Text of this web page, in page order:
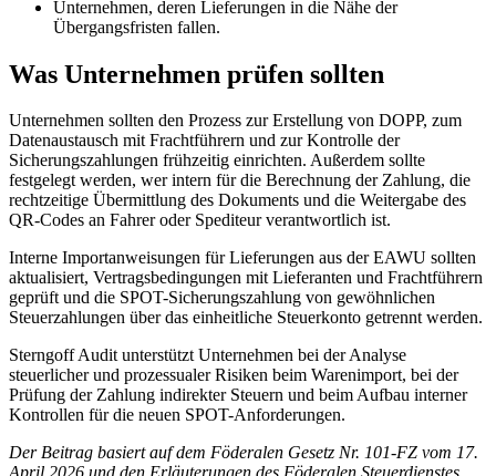
Unternehmen, deren Lieferungen in die Nähe der
Übergangsfristen fallen.
Was Unternehmen prüfen sollten
Unternehmen sollten den Prozess zur Erstellung von DOPP, zum
Datenaustausch mit Frachtführern und zur Kontrolle der
Sicherungszahlungen frühzeitig einrichten. Außerdem sollte
festgelegt werden, wer intern für die Berechnung der Zahlung, die
rechtzeitige Übermittlung des Dokuments und die Weitergabe des
QR-Codes an Fahrer oder Spediteur verantwortlich ist.
Interne Importanweisungen für Lieferungen aus der EAWU sollten
aktualisiert, Vertragsbedingungen mit Lieferanten und Frachtführern
geprüft und die SPOT-Sicherungszahlung von gewöhnlichen
Steuerzahlungen über das einheitliche Steuerkonto getrennt werden.
Sterngoff Audit unterstützt Unternehmen bei der Analyse
steuerlicher und prozessualer Risiken beim Warenimport, bei der
Prüfung der Zahlung indirekter Steuern und beim Aufbau interner
Kontrollen für die neuen SPOT-Anforderungen.
Der Beitrag basiert auf dem Föderalen Gesetz Nr. 101-FZ vom 17.